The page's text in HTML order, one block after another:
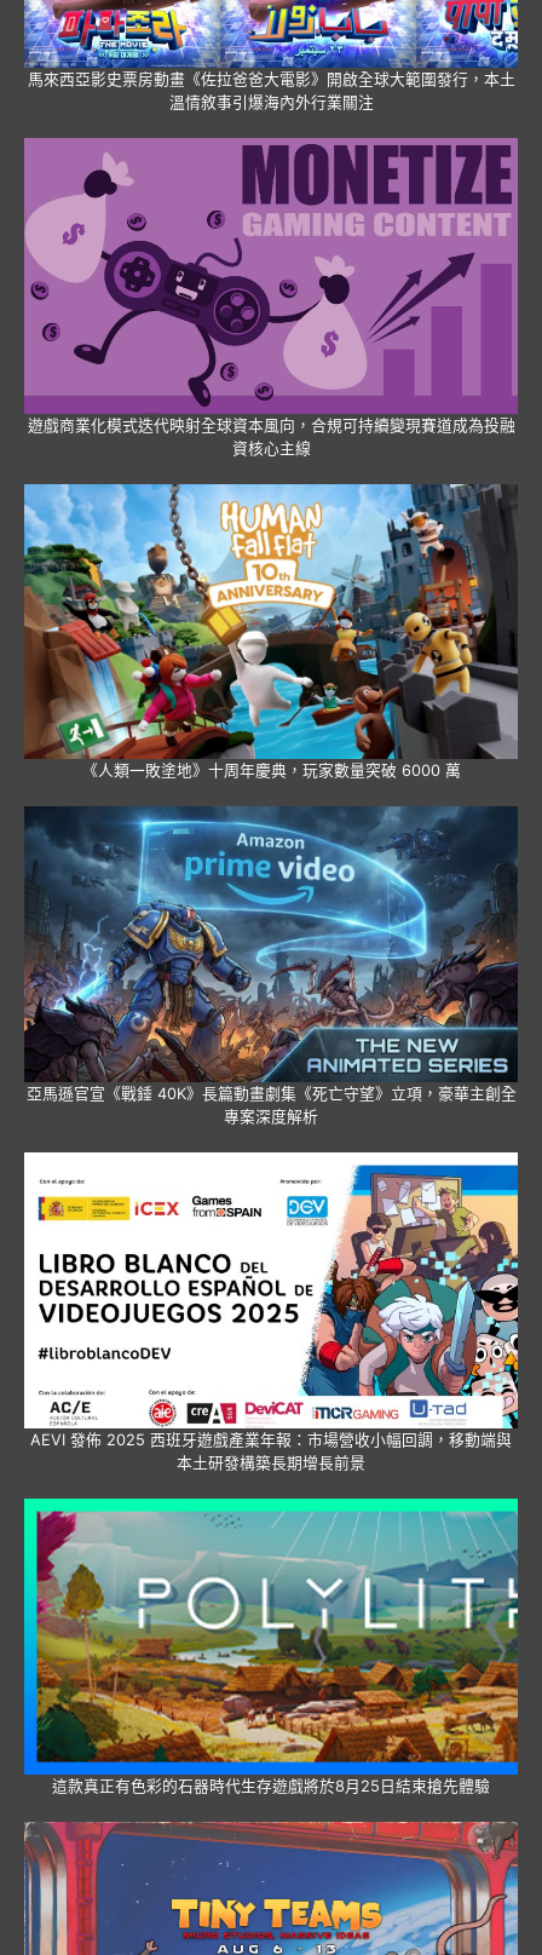
馬來西亞影史票房動畫《佐拉爸爸大電影》開啟全球大範圍發行，本土
溫情敘事引爆海內外行業關注
遊戲商業化模式迭代映射全球資本風向，合規可持續變現賽道成為投融
資核心主線
《人類一敗塗地》十周年慶典，玩家數量突破 6000 萬
亞馬遜官宣《戰錘 40K》長篇動畫劇集《死亡守望》立項，豪華主創全
專案深度解析
AEVI 發佈 2025 西班牙遊戲產業年報：市場營收小幅回調，移動端與
本土研發構築長期增長前景
這款真正有色彩的石器時代生存遊戲將於8月25日結束搶先體驗